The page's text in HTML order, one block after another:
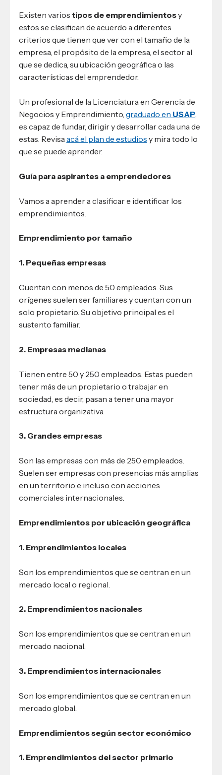
Existen varios tipos de emprendimientosy
estos se clasifican de acuerdo a diferentes
criterios que tienen que ver con el tamaño de la
empresa, el propósito de la empresa, el sector al
que se dedica, su ubicación geográfica o las
características del emprendedor.
Un profesional de la Licenciatura en Gerencia de
Negocios y Emprendimiento, graduado en USAP
es capaz de fundar, dirigir y desarrollar cada una de
estas. Revisa acá el plan de estudios y mira todo lo
que se puede aprender.
Guía para aspirantes a emprendedores
Vamos a aprender a clasificar e identificar los
emprendimientos.
Emprendimiento por tamaño
1. Pequeñas empresas
Cuentan con menos de 50 empleados. Sus
orígenes suelen ser familiares y cuentan con un
solo propietario. Su objetivo principal es el
sustento familiar.
2. Empresas medianas
Tienen entre 50 y 250 empleados. Estas pueden
tener más de un propietario o trabajar en
sociedad, es decir, pasan a tener una mayor
estructura organizativa.
3. Grandes empresas
Son las empresas con más de 250 empleados.
Suelen ser empresas con presencias más amplias
en un territorio e incluso con acciones
comerciales internacionales.
Emprendimientos por ubicación geográfica
1. Emprendimientos locales
Son los emprendimientos que se centran en un
mercado local o regional.
2. Emprendimientos nacionales
Son los emprendimientos que se centran en un
mercado nacional.
3. Emprendimientos internacionales
Son los emprendimientos que se centran en un
mercado global.
Emprendimientos según sector económico
1. Emprendimientos del sector primario